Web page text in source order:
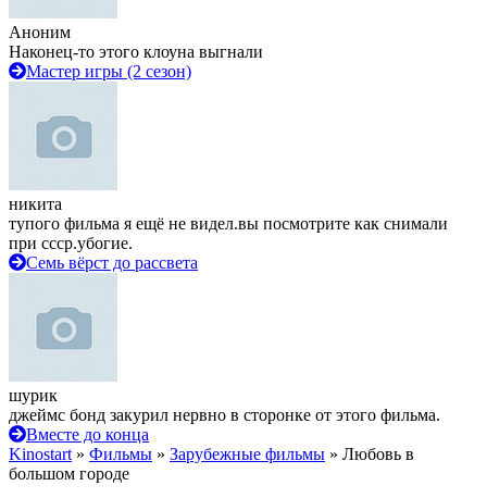
Аноним
Наконец-то этого клоуна выгнали
Мастер игры (2 сезон)
никита
тупого фильма я ещё не видел.вы посмотрите как снимали
при ссср.убогие.
Семь вёрст до рассвета
шурик
джеймс бонд закурил нервно в сторонке от этого фильма.
Вместе до конца
Kinostart » Фильмы » Зарубежные фильмы » Любовь в
большом городе